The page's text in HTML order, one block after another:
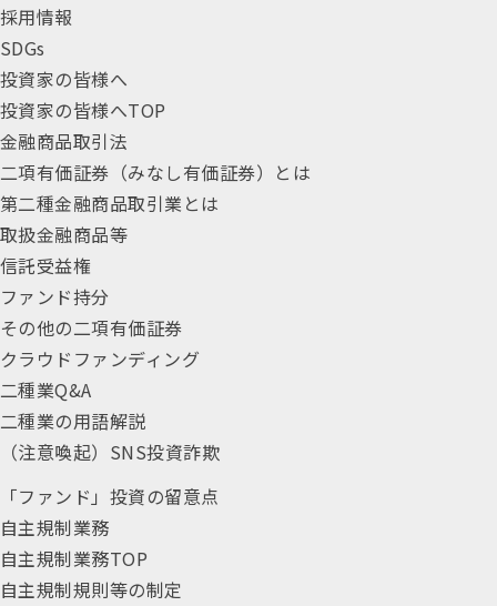
採用情報
SDGs
投資家の皆様へ
投資家の皆様へTOP
金融商品取引法
二項有価証券（みなし有価証券）とは
第二種金融商品取引業とは
取扱金融商品等
信託受益権
ファンド持分
その他の二項有価証券
クラウドファンディング
二種業Q&A
二種業の用語解説
（注意喚起）SNS投資詐欺
「ファンド」投資の留意点
自主規制業務
自主規制業務TOP
自主規制規則等の制定